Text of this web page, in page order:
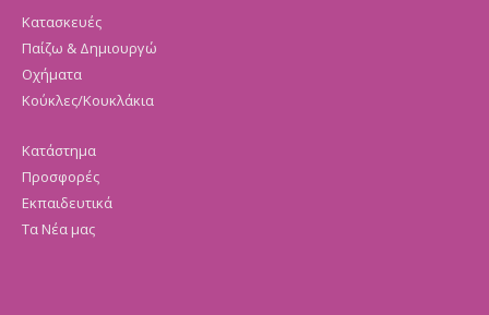
Κατασκευές
Παίζω & Δημιουργώ
Οχήματα
Κούκλες/Κουκλάκια
Κατάστημα
Προσφορές
Εκπαιδευτικά
Τα Νέα μας